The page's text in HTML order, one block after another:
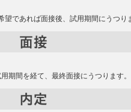
望であれば面接後、試用期間にうつり
期間を経て、最終面接にうつります。